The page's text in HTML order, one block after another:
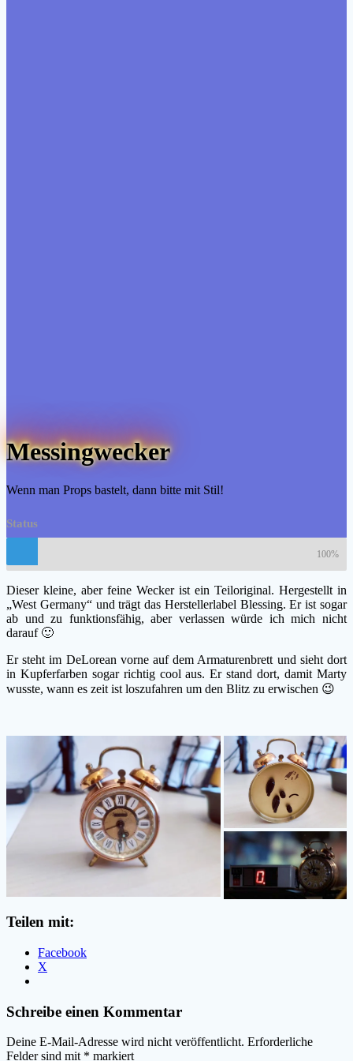
Messingwecker
Wenn man Props bastelt, dann bitte mit Stil!
Status
100%
Dieser kleine, aber feine Wecker ist ein Teiloriginal. Hergestellt in
„West Germany“ und trägt das Herstellerlabel Blessing. Er ist sogar
ab und zu funktionsfähig, aber verlassen würde ich mich nicht
darauf 🙂
Er steht im DeLorean vorne auf dem Armaturenbrett und sieht dort
in Kupferfarben sogar richtig cool aus. Er stand dort, damit Marty
wusste, wann es zeit ist loszufahren um den Blitz zu erwischen 😉
Teilen mit:
Facebook
X
Schreibe einen Kommentar
Deine E-Mail-Adresse wird nicht veröffentlicht. Erforderliche
Felder sind mit * markiert